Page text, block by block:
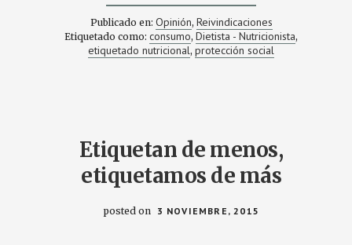
DE
¿MÁS
PAPISTAS
QUE
EL
Publicado en: Opinión, Reivindicaciones
Etiquetado como:consumo, Dietista - Nutricionista,
etiquetado nutricional,protección social
Etiquetan de menos,
etiquetamos de más
posted on 3 NOVIEMBRE, 2015